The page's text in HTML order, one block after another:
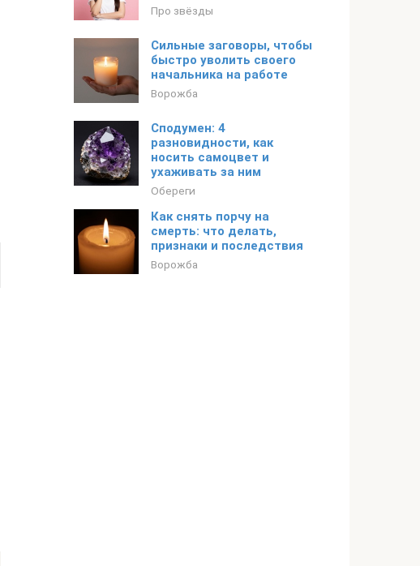
Про звёзды
Сильные заговоры, чтобы
быстро уволить своего
начальника на работе
Ворожба
Сподумен: 4
разновидности, как
носить самоцвет и
ухаживать за ним
Обереги
Как снять порчу на
смерть: что делать,
признаки и последствия
Ворожба